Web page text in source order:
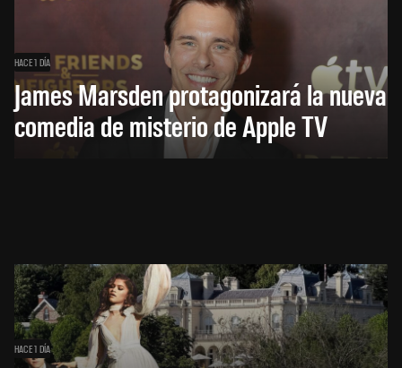
HACE 1 DÍA
James Marsden protagonizará la nueva
comedia de misterio de Apple TV
HACE 1 DÍA